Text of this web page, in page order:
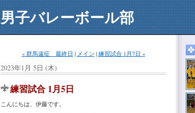
男子バレーボール部
« 群馬遠征 最終日 | メイン |練習試合 1月7日 »
2023年1月 5日 (木)
練習試合 1月5日
こんにちは、伊藤です。